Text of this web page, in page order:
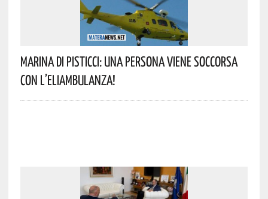
Marina Di Pisticci: Una Persona Viene Soccorsa
Con L’eliambulanza!